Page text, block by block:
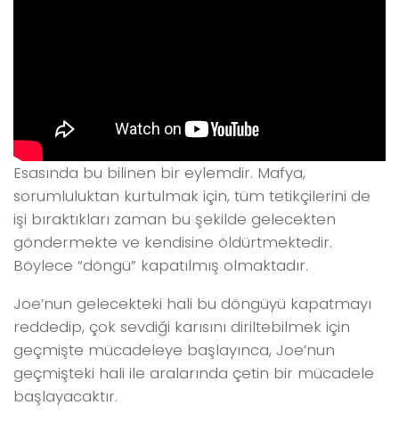
Esasında bu bilinen bir eylemdir. Mafya,
sorumluluktan kurtulmak için, tüm tetikçilerini de
işi bıraktıkları zaman bu şekilde gelecekten
göndermekte ve kendisine öldürtmektedir.
Böylece “döngü” kapatılmış olmaktadır.
Joe’nun gelecekteki hali bu döngüyü kapatmayı
reddedip, çok sevdiği karısını diriltebilmek için
geçmişte mücadeleye başlayınca, Joe’nun
geçmişteki hali ile aralarında çetin bir mücadele
başlayacaktır.